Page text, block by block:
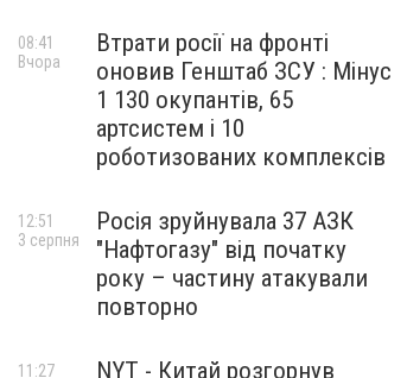
Втрати росії на фронті
оновив Генштаб ЗСУ : Мінус
1 130 окупантів, 65
артсистем і 10
роботизованих комплексів
08:41
Вчора
Росія зруйнувала 37 АЗК
"Нафтогазу" від початку
року – частину атакували
повторно
12:51
3 серпня
NYT - Китай розгорнув
11:27